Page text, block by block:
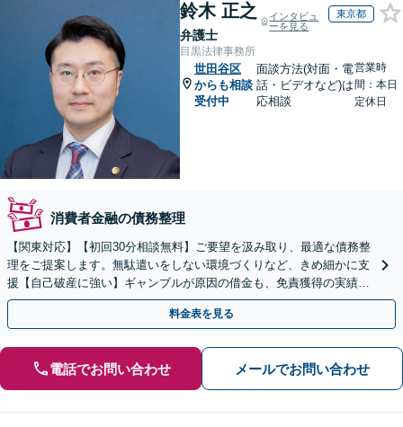
鈴木 正之
弁護士
インタビュ
ーを見る
東京都
目黒法律事務所
世田谷区
からも相談
受付中
面談方法(対面・電
話・ビデオなど)は
応相談
営業時
間：本日
定休日
消費者金融の債務整理
【関東対応】【初回30分相談無料】ご要望を汲み取り、最適な債務整
理をご提案します。無駄遣いをしない環境づくりなど、きめ細かに支
援【自己破産に強い】ギャンブルが原因の借金も、免責獲得の実績あ
り【夜間・休日対応】
料金表を見る
電話でお問い合わせ メールでお問い合わせ